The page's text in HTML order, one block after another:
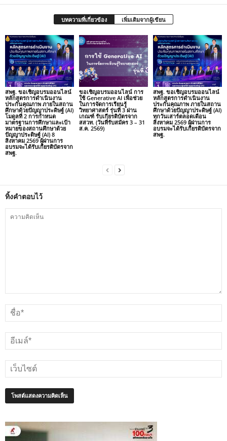
บทความที่เกี่ยวข้อง เพิ่มเติมจากผู้เขียน
สพฐ. ขอเชิญอบรมออนไลน์
หลักสูตรการดำเนินงาน
ประกันคุณภาพ ภายในสถาน
ศึกษาด้วยปัญญาประดิษฐ์ (AI)
โมดูลที่ 2 การกำหนด
มาตรฐานการศึกษาและเป้า
หมายของสถานศึกษาด้วย
ปัญญาประดิษฐ์ (AI) 8
สิงหาคม 2569 ผู้ผ่านการ
อบรมจะได้รับเกียรติบัตรจาก
สพฐ.
ขอเชิญอบรมออนไลน์ การ
ใช้ Generative AI เพื่อช่วย
ในการจัดการเรียนรู้
วิทยาศาสตร์ รุ่นที่ 3 ผ่าน
เกณฑ์ รับเกียรติบัตรจาก
สสวท. (วันที่รับสมัคร 3 – 31
ส.ค. 2569)
สพฐ. ขอเชิญอบรมออนไลน์
หลักสูตรการดำเนินงาน
ประกันคุณภาพ ภายในสถาน
ศึกษาด้วยปัญญาประดิษฐ์ (AI)
ทุกวันเสาร์ตลอดเดือน
สิงหาคม 2569 ผู้ผ่านการ
อบรมจะได้รับเกียรติบัตรจาก
สพฐ.
ทิ้งคำตอบไว้